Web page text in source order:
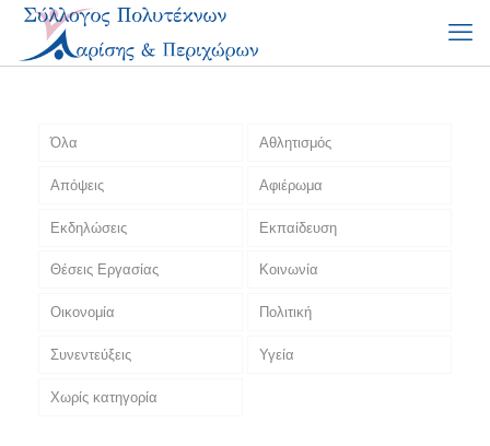
Όλα Αθλητισμός
Απόψεις Αφιέρωμα
Εκδηλώσεις Εκπαίδευση
Θέσεις Εργασίας Κοινωνία
Οικονομία Πολιτική
Συνεντεύξεις Υγεία
Χωρίς κατηγορία